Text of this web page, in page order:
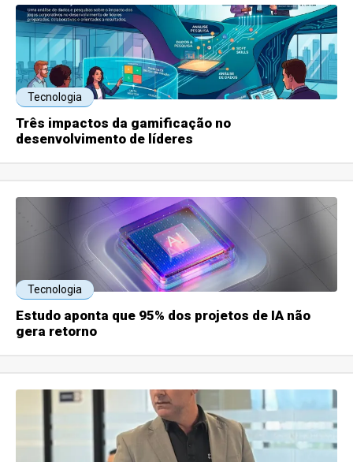
Tecnologia
Três impactos da gamificação no
desenvolvimento de líderes
Tecnologia
Estudo aponta que 95% dos projetos de IA não
gera retorno